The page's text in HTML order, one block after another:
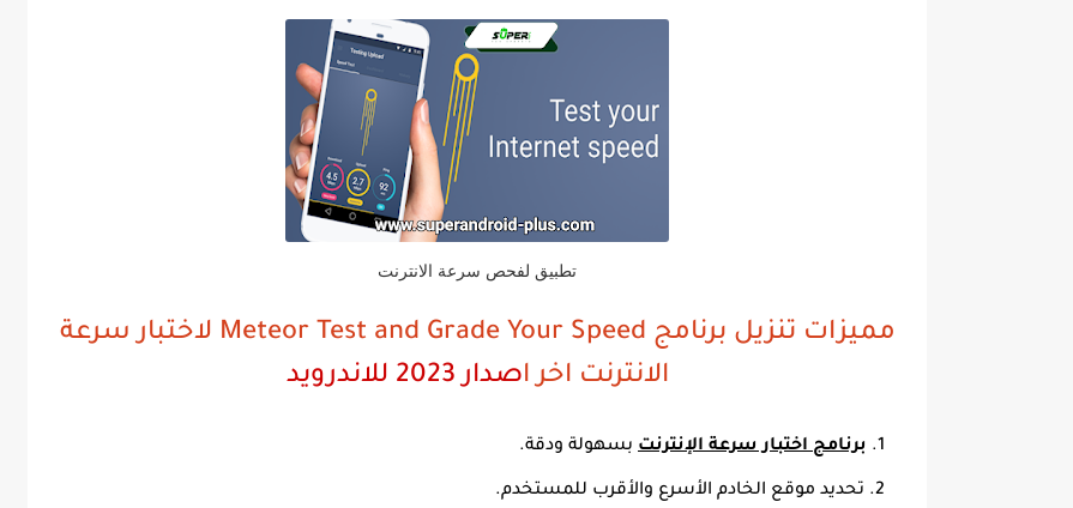
تطبيق لفحص سرعة الانترنت
مميزات تنزيل برنامج Meteor Test and Grade Your Speed لاختبار سرعة
الانترنت اخر اصدار 2023 للاندرويد
برنامج اختبار سرعة الإنترنت بسهولة ودقة.
تحديد موقع الخادم الأسرع والأقرب للمستخدم.